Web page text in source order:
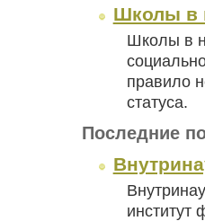
Школы в
Школы в
правило
статуса.
Последние
институт